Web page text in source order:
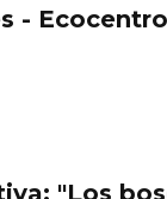
- Ecocentro